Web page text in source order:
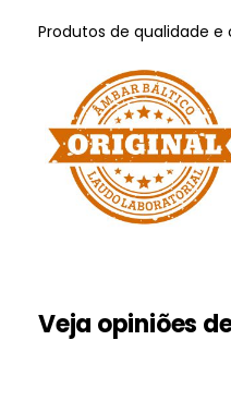
Produtos de qualidade
Veja opiniões